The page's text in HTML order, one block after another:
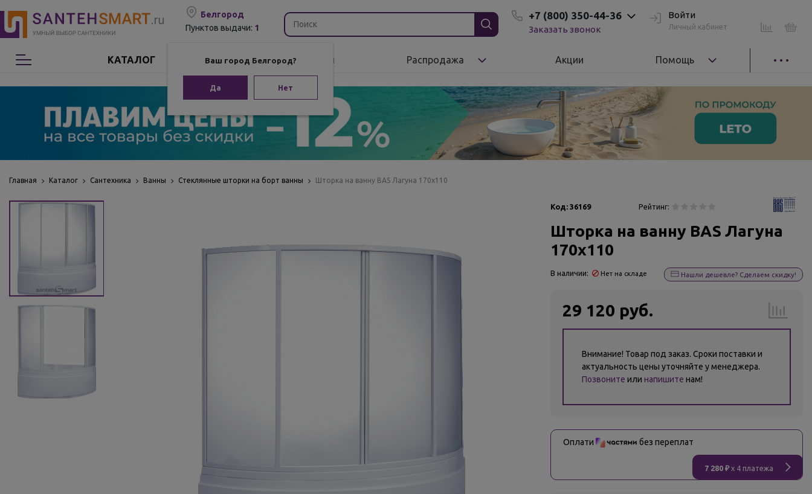
Белгород
Пунктов выдачи: 1
Ваш город Белгород?
Да Нет
+7 (800) 350-44-36
Заказать звонок
Войти
Личный кабинет
КАТАЛОГ
Сантехника
Мебель для ванной
Аксессуары для ванной
Бренды Распродажа Акции Помощь
Главная Каталог Сантехника Ванны Стеклянные шторки на борт ванны Шторка на ванну BAS Лагуна 170x110
Код: 36169 Рейтинг:
Шторка на ванну BAS Лагуна
170x110
В наличии: Нет на складе Нашли дешевле? Сделаем скидку!
29 120 руб.
Внимание! Товар под заказ. Сроки поставки и
актуальность цены уточняйте у менеджера.
Позвоните или напишите нам!
Оплати без переплат
7 280 ₽x 4 платежа